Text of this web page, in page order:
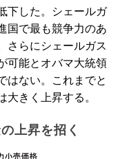
下した。シェールガ
国で最も競争力のあ
さらにシェールガス
可能とオバマ大統領
はない。これまでと
きく上昇する。
上昇を招く